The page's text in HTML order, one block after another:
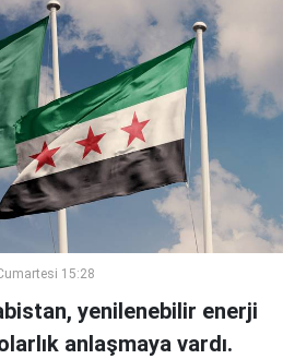
15:28
yenilenebilir enerji
anlaşmaya vardı.